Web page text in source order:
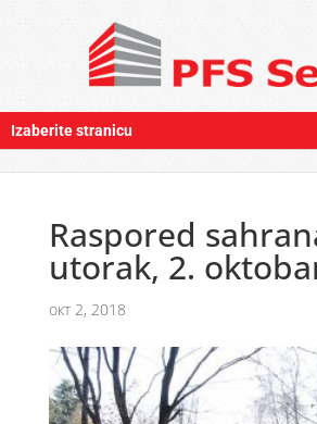
Izaberite stranicu
Raspored
utorak, 2.
окт 2, 2018